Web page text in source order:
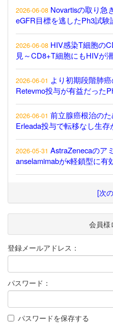
2026-06-08 Novartisの取り急
eGFR目標を逃したPh3試験
2026-06-08 HIV感染T細胞の
見～CD8+T細胞にもHIVが
2026-06-01 より初期段階肺
Retevmo投与が有益だった
2026-06-01 前立腺癌根治の
Erleada投与で転移なし生存
2026-05-31 AstraZenecaのア
anselamimabがκ軽鎖型に有
[次
会員様
登録メールアドレス：
パスワード：
パスワードを保存する